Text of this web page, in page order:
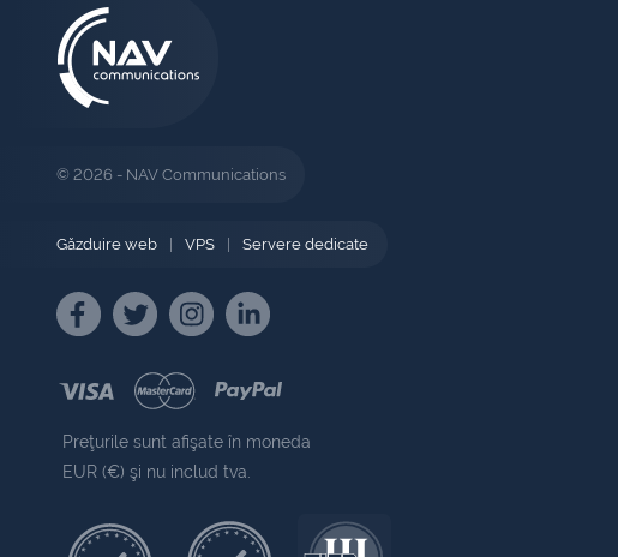
© 2026 - NAV Communications
Găzduire web VPS Servere dedicate
Preţurile sunt afişate în moneda
EUR (€) şi nu includ tva.